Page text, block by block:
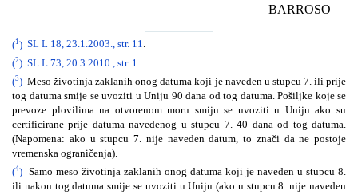
BARROSO
(1 ) SL L 18, 23.1.2003., str. 11.
(2) SL L 73, 20.3.2010., str. 1.
(3) Meso životinja zaklanih onog datuma koji je naveden u stupcu 7. ili prije
tog datuma smije se uvoziti u Uniju 90 dana od tog datuma. Pošiljke koje se
prevoze plovilima na otvorenom moru smiju se uvoziti u Uniju ako su
certificirane prije datuma navedenog u stupcu 7. 40 dana od tog datuma.
(Napomena: ako u stupcu 7. nije naveden datum, to znači da ne postoje
vremenska ograničenja).
(4) Samo meso životinja zaklanih onog datuma koji je naveden u stupcu 8.
ili nakon tog datuma smije se uvoziti u Uniju (ako u stupcu 8. nije naveden